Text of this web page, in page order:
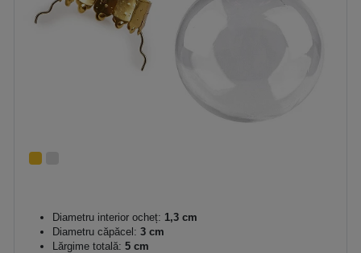
Diametru interior ocheț: 1,3 cm
Diametru căpăcel: 3 cm
Lărgime totală: 5 cm